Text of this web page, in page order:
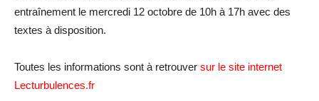
entraînement le mercredi 12 octobre de 10h à 17h avec des
textes à disposition.
Toutes les informations sont à retrouver sur le site internet
Lecturbulences.fr